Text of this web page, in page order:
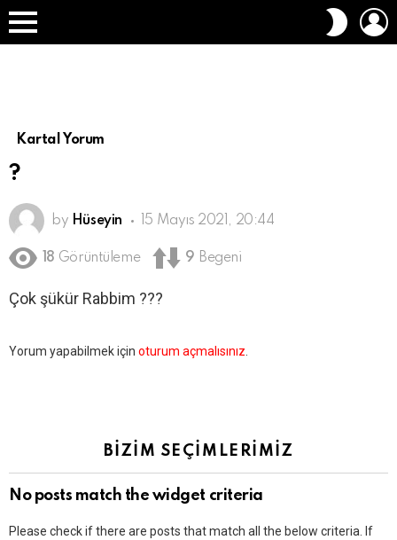
Menü
DIŞ
Kartal Yorum
?
by Hüseyin 15 Mayıs 2021, 20:44
18 Görüntüleme 9 Begeni
Çok şükür Rabbim ???
Bir
Yorum yapabilmek için oturum açmalısınız.
BİZİM SEÇİMLERİMİZ
No posts match the widget criteria
Please check if there are posts that match all the below criteria. If